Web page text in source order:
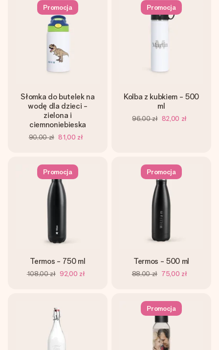
Promocja
Słomka do butelek na
wodę dla dzieci -
zielona i
ciemnoniebieska
90,00 zł 81,00 zł
Promocja
Kolba z kubkiem - 500
ml
96,00 zł 82,00 zł
Promocja
Termos - 750 ml
108,00 zł 92,00 zł
Promocja
Termos - 500 ml
88,00 zł 75,00 zł
Promocja